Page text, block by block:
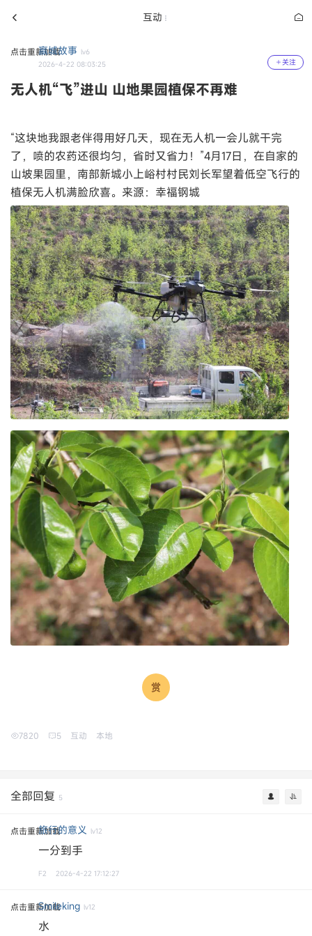
互动
点击重新加载
嬴城故事 lv6
2026-4-22 08:03:25
关注
无人机“飞”进山 山地果园植保不再难
“这块地我跟老伴得用好几天，现在无人机一会儿就干完
了，喷的农药还很均匀，省时又省力！”4月17日，在自家的
山坡果园里，南部新城小上峪村村民刘长军望着低空飞行的
植保无人机满脸欣喜。来源：幸福钢城
7820 5 互动 本地
全部回复 5
点击重新加载旅行的意义 lv12
一分到手
F2 2026-4-22 17:12:27
点击重新加载Smileking lv12
水